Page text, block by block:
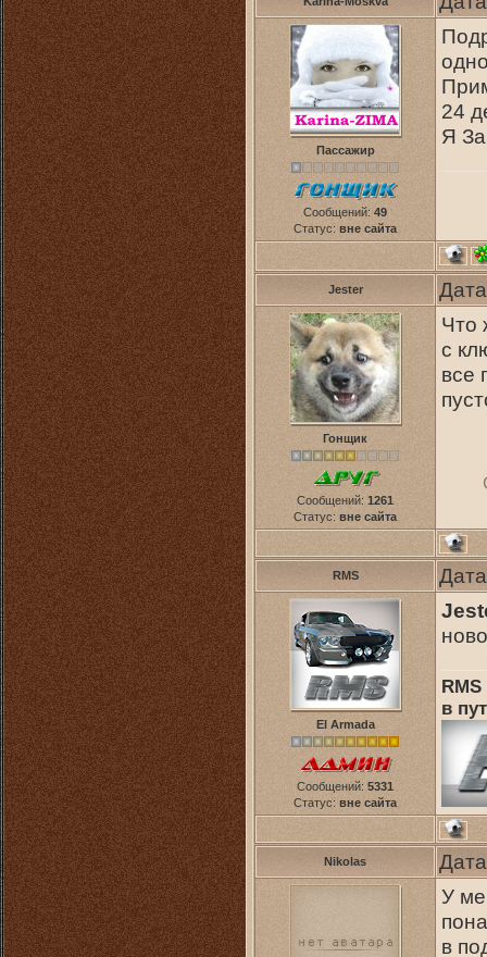
Пассажир
Сообщений: 49
Статус: вне сайта
24
Я
Jester
Гонщик
Сообщений: 1261
Статус: вне сайта
Что
с
все
RMS
El Armada
Сообщений: 5331
Статус: вне сайта
в
Nikolas
У
в